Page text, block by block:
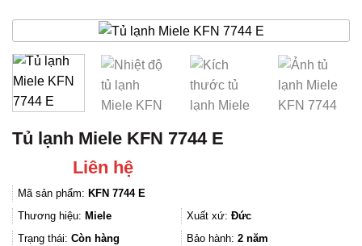
Tủ lạnh Miele KFN 7744 E
Liên hệ
Mã sản phẩm: KFN 7744 E
Thương hiệu: Miele Xuất xứ: Đức
Trạng thái: Còn hàng Bảo hành: 2 năm